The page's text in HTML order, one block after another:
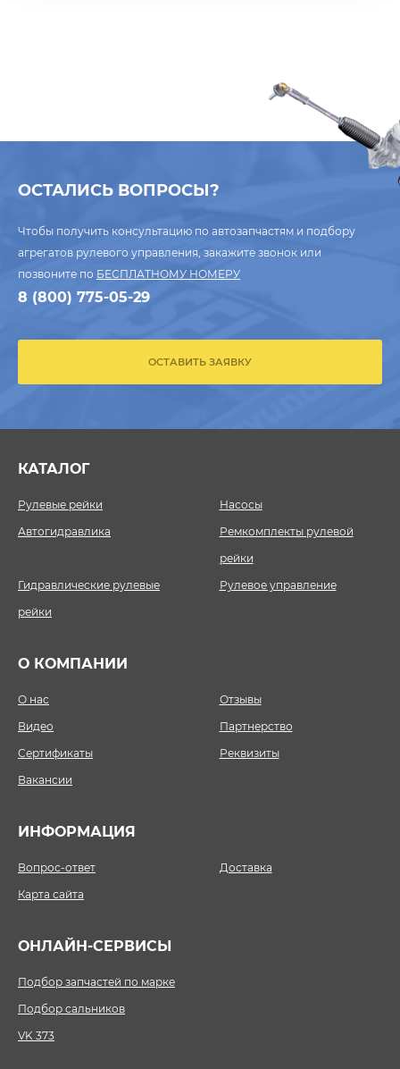
ОСТАЛИСЬ ВОПРОСЫ?
Чтобы получить консультацию по автозапчастям и подбору
агрегатов рулевого управления, закажите звонок или
позвоните по БЕСПЛАТНОМУ НОМЕРУ
8 (800) 775-05-29
ОСТАВИТЬ ЗАЯВКУ
КАТАЛОГ
Рулевые рейки
Насосы
Автогидравлика
Ремкомплекты рулевой
рейки
Гидравлические рулевые
рейки
Рулевое управление
О КОМПАНИИ
О нас
Отзывы
Видео
Партнерство
Сертификаты
Реквизиты
Вакансии
ИНФОРМАЦИЯ
Вопрос-ответ
Доставка
Карта сайта
ОНЛАЙН-СЕРВИСЫ
Подбор запчастей по марке
Подбор сальников
VK 373